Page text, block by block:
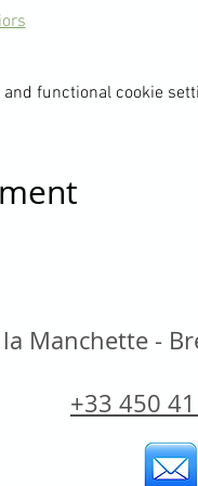
functional cookie
Manchette -
+33 450